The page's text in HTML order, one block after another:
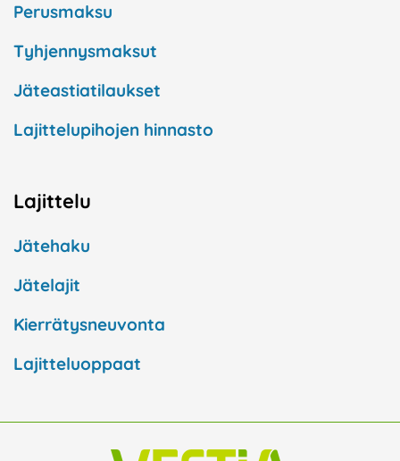
Perusmaksu
Tyhjennysmaksut
Jäteastiatilaukset
Lajittelupihojen hinnasto
Lajittelu
Jätehaku
Jätelajit
Kierrätysneuvonta
Lajitteluoppaat